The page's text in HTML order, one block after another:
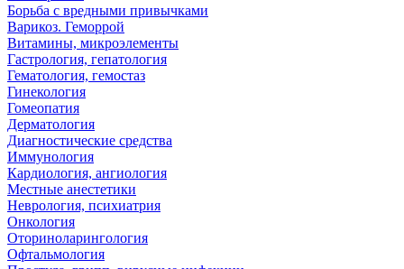
Борьба с вредными привычками
Варикоз. Геморрой
Витамины, микроэлементы
Гастрология, гепатология
Гематология, гемостаз
Гинекология
Гомеопатия
Дерматология
Диагностические средства
Иммунология
Кардиология, ангиология
Местные анестетики
Неврология, психиатрия
Онкология
Оториноларингология
Офтальмология